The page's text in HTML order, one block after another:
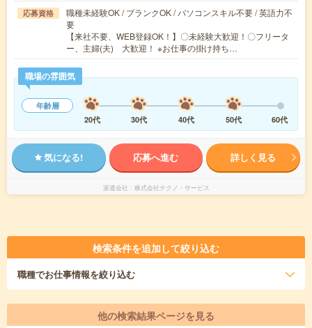
応募資格
職種未経験OK / ブランクOK / パソコンスキル不要 / 英語力不
要
【来社不要、WEB登録OK！】〇未経験大歓迎！〇フリータ
ー、主婦(夫) 大歓迎！ ※お仕事の掛け持ち…
職場の雰囲気
年齢層
20代
30代 40代 50代 60代
気になる! 応募へ進む 詳しく見る
派遣会社 株式会社テクノ・サービス
検索条件を追加して絞り込む
職種でお仕事情報を絞り込む
他の検索結果ページを見る